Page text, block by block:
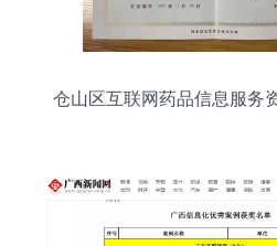
仓山区互联网药品信息服务